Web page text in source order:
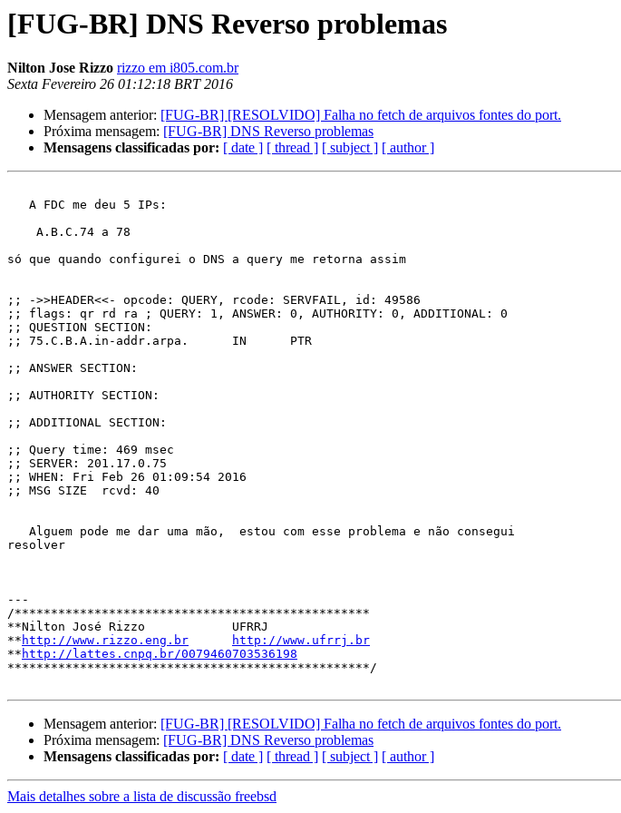
[FUG-BR] DNS Reverso problemas
Nilton Jose Rizzo rizzo em i805.com.br
Sexta Fevereiro 26 01:12:18 BRT 2016
Mensagem anterior: [FUG-BR] [RESOLVIDO] Falha no fetch de arquivos fontes do port.
Próxima mensagem: [FUG-BR] DNS Reverso problemas
Mensagens classificadas por: [ date ] [ thread ] [ subject ] [ author ]
só que quando configurei o DNS a query me retorna assim
;; ->>HEADER<<- opcode: QUERY, rcode: SERVFAIL, id: 49586
;; flags: qr rd ra ; QUERY: 1, ANSWER: 0, AUTHORITY: 0, ADDITIONAL: 0
;; QUESTION SECTION:
;; 75.C.B.A.in-addr.arpa.      IN      PTR
;; ANSWER SECTION:
;; AUTHORITY SECTION:
;; ADDITIONAL SECTION:
;; Query time: 469 msec
;; SERVER: 201.17.0.75
;; WHEN: Fri Feb 26 01:09:54 2016
;; MSG SIZE  rcvd: 40
resolver
---
/*************************************************
**Nilton José Rizzo            UFRRJ
** http://www.rizzo.eng.br
http://www.ufrrj.br
** http://lattes.cnpq.br/0079460703536198
**************************************************/
Mensagem anterior: [FUG-BR] [RESOLVIDO] Falha no fetch de arquivos fontes do port.
Próxima mensagem: [FUG-BR] DNS Reverso problemas
Mensagens classificadas por: [ date ] [ thread ] [ subject ] [ author ]
Mais detalhes sobre a lista de discussão freebsd